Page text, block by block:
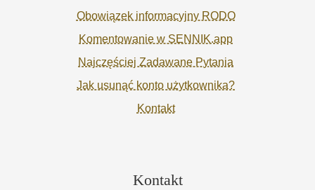
Obowiązek informacyjny RODO
Komentowanie w SENNIK.app
Najczęściej Zadawane Pytania
Jak usunąć konto użytkownika?
Kontakt
Kontakt